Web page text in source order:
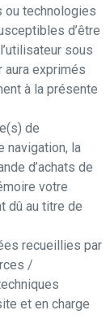
ou technologies
d’être
sous
exprimés
à la présente
de
navigation, la
d’achats de
votre
dû au titre de
recueillies par
/
et en charge